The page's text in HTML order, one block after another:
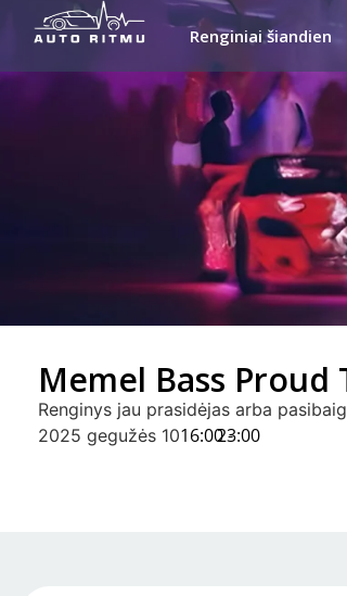
Renginiai šiandien
Memel Bass Proud
Renginys jau prasidėjas arba
2025 gegužės 1016:00 -23:00